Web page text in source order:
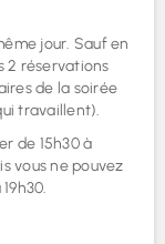
jour. Sauf en
2 réservations
de la soirée
travaillent).
de 15h30 à
vous ne pouvez